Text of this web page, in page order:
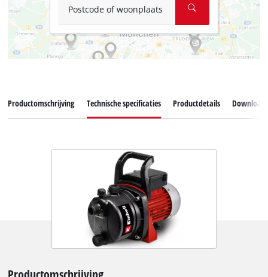
Postcode of woonplaats
Productomschrijving Technische specificaties Productdetails Downloads